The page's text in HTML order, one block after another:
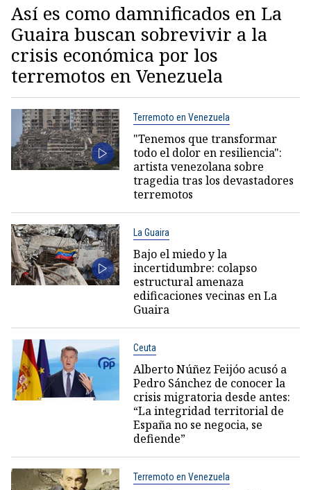
Así es como damnificados en La
Guaira buscan sobrevivir a la
crisis económica por los
terremotos en Venezuela
Terremoto en Venezuela
"Tenemos que transformar
todo el dolor en resiliencia":
artista venezolana sobre
tragedia tras los devastadores
terremotos
La Guaira
Bajo el miedo y la
incertidumbre: colapso
estructural amenaza
edificaciones vecinas en La
Guaira
Ceuta
Alberto Núñez Feijóo acusó a
Pedro Sánchez de conocer la
crisis migratoria desde antes:
“La integridad territorial de
España no se negocia, se
defiende”
Terremoto en Venezuela